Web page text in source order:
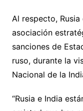
Al respecto,
asociación
sanciones de
ruso, durante la
Nacional de la
“Rusia e India